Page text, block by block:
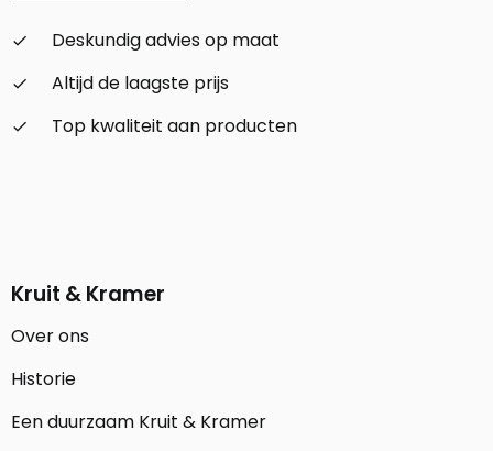
check_small
Deskundig advies op maat
check_small
Altijd de laagste prijs
check_small
Top kwaliteit aan producten
Kruit & Kramer
Over ons
Historie
Een duurzaam Kruit & Kramer